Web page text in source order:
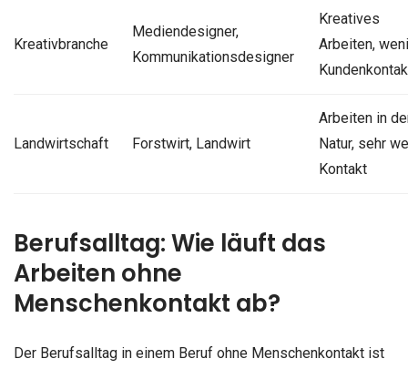
Kreativbranche
Mediendesigner,
Kommunikationsdesigner
Kreatives
Arbeiten,
Landwirtschaft Forstwirt, Landwirt
Arbeiten in
Natur, sehr
Kontakt
Berufsalltag: Wie läuft das
Arbeiten ohne
Menschenkontakt ab?
Der Berufsalltag in einem Beruf ohne Menschenkontakt ist